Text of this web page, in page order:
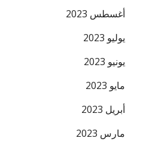
أغسطس 2023
يوليو 2023
يونيو 2023
مايو 2023
أبريل 2023
مارس 2023